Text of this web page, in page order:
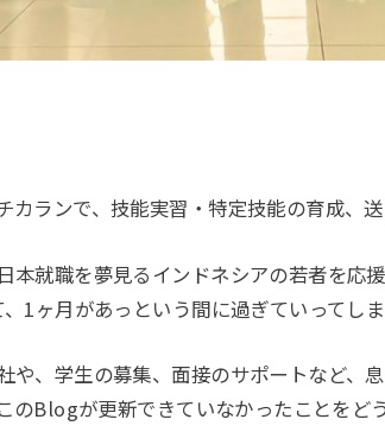
カランで、技能実習・特定技能の育成、
就職を夢見るインドネシアの若者を応援
1ヶ月があっという間に過ぎていってしま
や、学生の募集、面接のサポートなど、
のBlogが更新できていなかったことをど